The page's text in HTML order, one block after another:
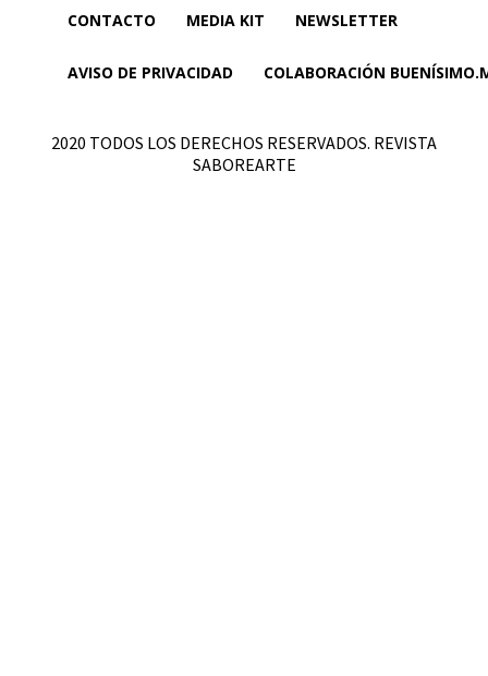
CONTACTO MEDIA KIT NEWSLETTER
AVISO DE PRIVACIDAD COLABORACIÓN
2020 TODOS LOS DERECHOS RESERVADOS. REVISTA
SABOREARTE